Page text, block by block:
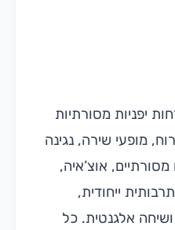
יפניות מסורתיות
מופעי שירה, נגינה
אוצ’איה,
ייחודית,
אלגנטית. כל